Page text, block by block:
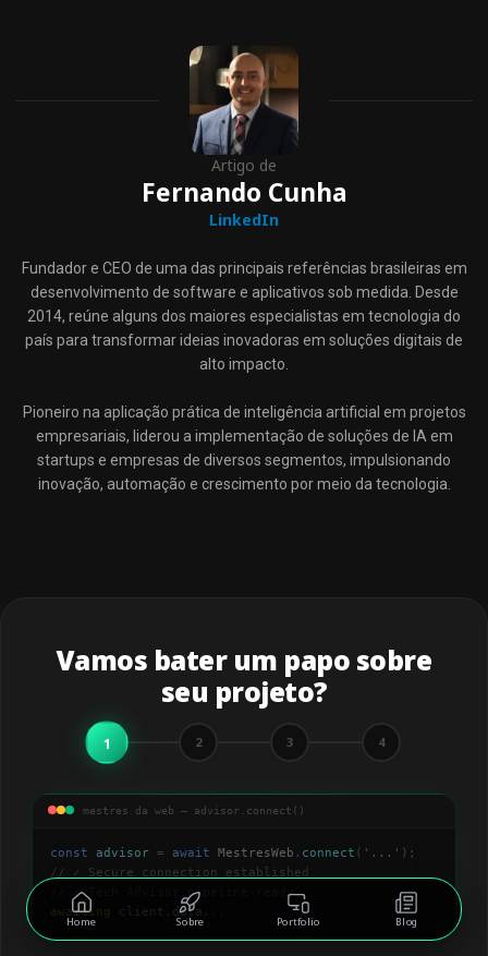
Artigo de
Fernando Cunha
LinkedIn
Fundador e CEO de uma das principais referências brasileiras em
desenvolvimento de software e aplicativos sob medida. Desde
2014, reúne alguns dos maiores especialistas em tecnologia do
país para transformar ideias inovadoras em soluções digitais de
alto impacto.
Pioneiro na aplicação prática de inteligência artificial em projetos
empresariais, liderou a implementação de soluções de IA em
startups e empresas de diversos segmentos, impulsionando
inovação, automação e crescimento por meio da tecnologia.
Vamos bater um papo sobre
seu projeto?
1 2 3 4
mestres da web — advisor.connect()
const advisor = await MestresWeb . connect ( ' ... ' );
// ✓ Secure connection established
// ✓ Tech Advisor pipeline ready
awaiting
client.data
Home Sobre Portfolio Blog